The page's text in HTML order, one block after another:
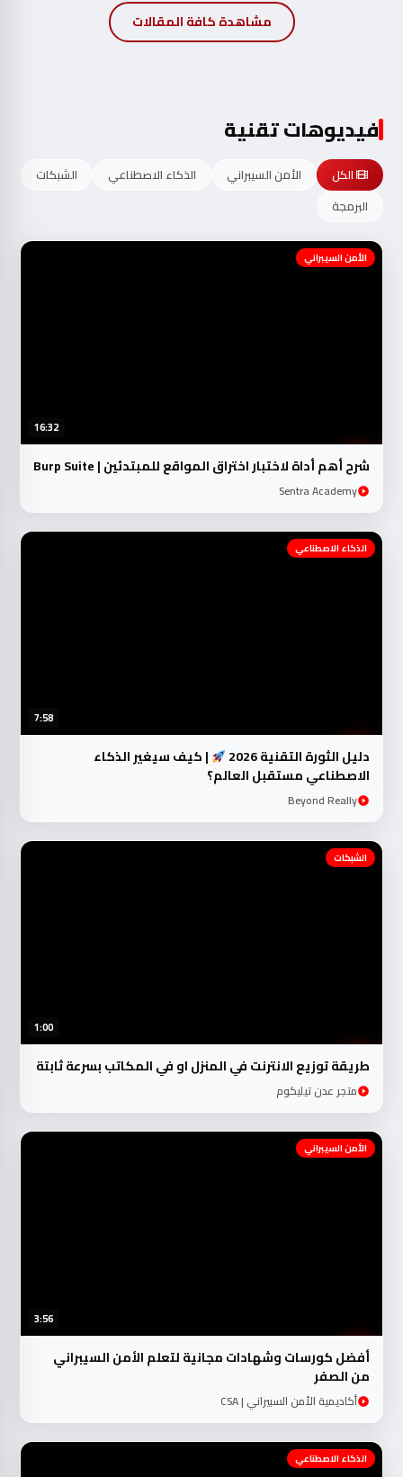
مشاهدة كافة المقالات
فيديوهات تقنية
الكل الأمن السيبراني الذكاء الاصطناعي
الشبكات
البرمجة
16:32
الأمن السيبراني
شرح أهم أداة لاختبار اختراق المواقع للمبتدئين | Burp Suite
Sentra Academy
7:58
الذكاء الاصطناعي
دليل الثورة التقنية 2026
| كيف سيغير الذكاء
الاصطناعي مستقبل العالم؟
Beyond Really
1:00
الشبكات
طريقة توزيع الانترنت في المنزل او في المكاتب بسرعة ثابتة
متجر عدن تيليكوم
3:56
الأمن السيبراني
أفضل كورسات وشهادات مجانية لتعلم الأمن السيبراني
من الصفر
أكاديمية الأمن السبيراني | CSA
الذكاء الاصطناعي